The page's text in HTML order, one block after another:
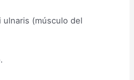
ulnaris (músculo del